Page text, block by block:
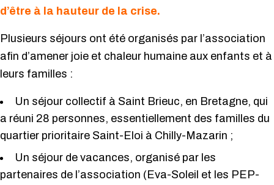
d’être à la hauteur de la crise.
Plusieurs séjours ont été organisés par l’association
afin d’amener joie et chaleur humaine aux enfants et à
leurs familles :
Un séjour collectif à Saint Brieuc, en Bretagne, qui
a réuni 28 personnes, essentiellement des familles du
quartier prioritaire Saint-Eloi à Chilly-Mazarin ;
Un séjour de vacances, organisé par les
partenaires de l’association (Eva-Soleil et les PEP-